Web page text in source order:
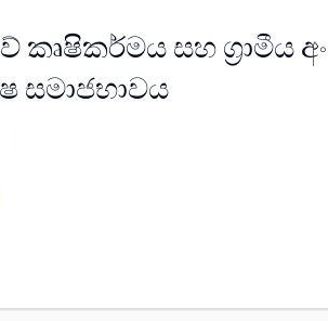
කෘෂිකර්මය සහ ග්‍රාමීය
සමාජභාවය